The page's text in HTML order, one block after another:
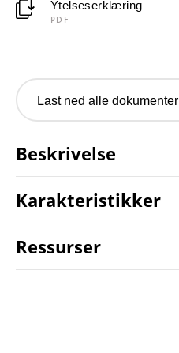
Ytelseserklæring
PDF
Last ned alle dokumenter
Beskrivelse
Karakteristikker
Ressurser